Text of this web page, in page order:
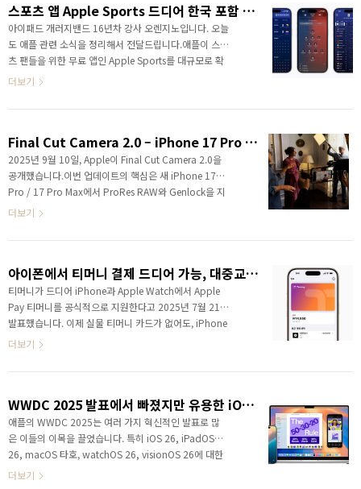
심하거나투자 사기와 연결되는 경우도 많기 때문입니
다.특히 생성형 AI 시대가 되면서 앱 제작 속도가 엄청나
게 빨라졌고, 그만큼 악성 앱과 사기성 앱도 함께 늘어나
고 있습니다. 그런 상황에서 최근 애플이 공개한 App
다.단순히 “우리는 안전합니다” 수준이 아니라, 실제로
얼마나 많은 ..
스포츠 앱 Apple Sports 드디어 한국 포함 대규모 확대
아이패드 개러지밴드 16년차 강사 오렌지노입니다. 오늘
도 애플 관련 소식을 정리해서 전달드립니다.애플이 스포
츠 팬들을 위한 무료 앱인 Apple Sports를 대규모로 확
대했습니다.이번 업데이트로 무려 90개 이상의 신규 국
가 및 지역에서 사용할 수 있게 됐습니다.특히 이번 발표
다.애플은 단순히 “점수 확인 앱” 수준이 아니라, 월드컵
전체를 실시간으로 따라갈 수 있는 경험을 만들겠다는 방
향을 꽤 강하게 보여주고 있습니다.아이폰을 쓰면서 스포
츠를 좋아한다면 한 번쯤은 설치해볼 만한 앱이라서, 이
Apple Sports가 뭐길래?Appl..
더보기
Final Cut Camera 2.0 – iPhone 17 Pro ProRes RAW·Genlock, 전면 카메라까지
2025년 9월 10일, Apple이 Final Cut Camera 2.0을
공개했습니다.이번 업데이트의 핵심은 새 iPhone 17
Pro / 17 Pro Max에서 ProRes RAW와 Genlock을 지
원한다는 점, 그리고 신규 iPhone 라인업의 Center
용할 수 있게 된 점입니다. App Store에서 무료로 내려
가깝습니다. 이 글에서는 무엇이 달라졌는지, 누가 이득
을 보는지, 어떤 환경이 필요한지 쉽고 정확하게 정리합
니다.Final Cut Camera 2.0 완전 해설 iPhone 17
Pro의 ProRes RAW·Genlock, 그리고 전면 카메라까
더보기
아이폰에서 티머니 결제 드디어 가능, 대중교통 이용방법
티머니가 드디어 iPhone과 Apple Watch에서 Apple
Pay 티머니를 공식적으로 지원한다고 2025년 7월 21일
발표했습니다. 이제 실물 티머니 카드가 없어도, iPhone
이나 Apple Watch를 대중교통 단말기에 가볍게 탭하는
있습니다. Apple Pay 티머니, iPhone과 Apple Watch
Apple Pay와 Apple 지갑(Wallet) 기능이 한 단계 업그
레이드된 사례로, 특히 출퇴근이나 여행 때 티머니 카드
를 따로 챙길 필요가 없어진다는 점이 가장 큰 장점입니
다. Apple Pay 티머니, 어떻게 사용할까? Apple 지갑 앱
더보기
WWDC 2025 발표에서 빠졌지만 유용한 iOS·아이패드·맥 숨은 기능 10가지
애플의 WWDC 2025는 여러 가지 혁신적인 발표로 많
은 이들의 이목을 끌었습니다. 특히 iOS 26, iPadOS
26, macOS 타호, watchOS 26, visionOS 26에 대한
공식 발표 영상은 다양한 신기능과 디자인 변화를 소개
더보기